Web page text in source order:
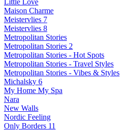
Little Love
Maison Charme
Meistervlies 7
Meistervlies 8
Metropolitan Stories
Metropolitan Stories 2
Metropolitan Stories - Hot Spots
Metropolitan Stories - Travel Styles
Metropolitan Stories - Vibes & Styles
Michalsky 6
My Home My Spa
Nara
New Walls
Nordic Feeling
Only Borders 11